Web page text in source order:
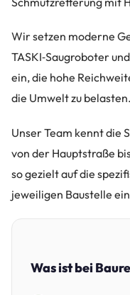
Wir setzen moderne
TASKI‑Saugroboter
ein, die hohe
die Umwelt zu belasten.
Unser Team kennt die
von der Hauptstraße
so gezielt auf die
jeweiligen Baustelle
Was ist bei